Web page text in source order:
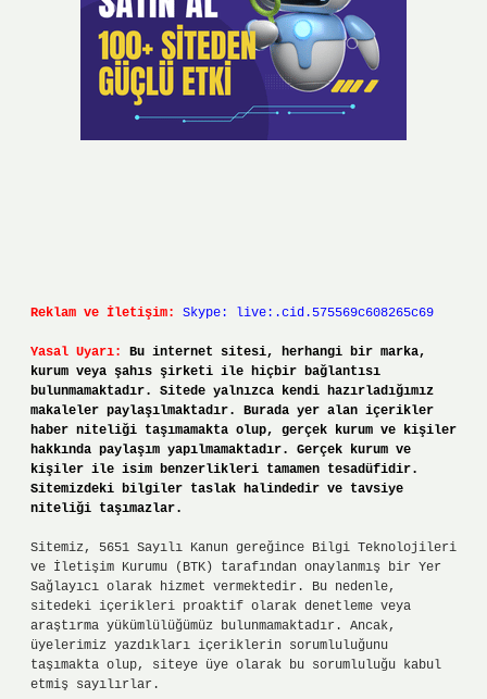
Reklam ve İletişim: Skype: live:.cid.575569c608265c69
Yasal Uyarı:
Bu internet sitesi, herhangi bir marka,
kurum veya şahıs şirketi ile hiçbir bağlantısı
bulunmamaktadır. Sitede yalnızca kendi hazırladığımız
makaleler paylaşılmaktadır. Burada yer alan içerikler
haber niteliği taşımamakta olup, gerçek kurum ve kişiler
hakkında paylaşım yapılmamaktadır. Gerçek kurum ve
kişiler ile isim benzerlikleri tamamen tesadüfidir.
Sitemizdeki bilgiler taslak halindedir ve tavsiye
niteliği taşımazlar.
Sitemiz, 5651 Sayılı Kanun gereğince Bilgi Teknolojileri
ve İletişim Kurumu (BTK) tarafından onaylanmış bir Yer
Sağlayıcı olarak hizmet vermektedir. Bu nedenle,
sitedeki içerikleri proaktif olarak denetleme veya
araştırma yükümlülüğümüz bulunmamaktadır. Ancak,
üyelerimiz yazdıkları içeriklerin sorumluluğunu
taşımakta olup, siteye üye olarak bu sorumluluğu kabul
etmiş sayılırlar.